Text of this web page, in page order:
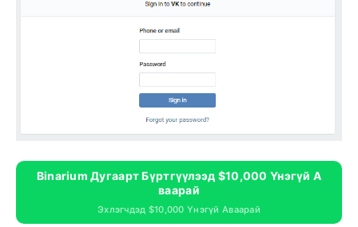
Binarium Дугаарт Бүртгүүлээд $10,000 Үнэгүй А
Ваарай
Эхлэгчдэд $10,000 Үнэгүй Аваарай